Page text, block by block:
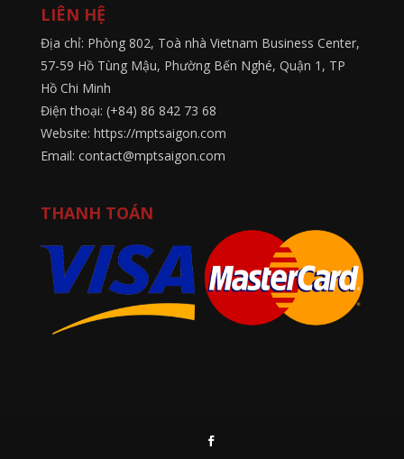
LIÊN HỆ
Địa chỉ: Phòng 802, Toà nhà Vietnam Business Center,
57-59 Hồ Tùng Mậu, Phường Bến Nghé, Quận 1, TP
Hồ Chi Minh
Điện thoại: (+84) 86 842 73 68
Website: https://mptsaigon.com
Email: contact@mptsaigon.com
THANH TOÁN